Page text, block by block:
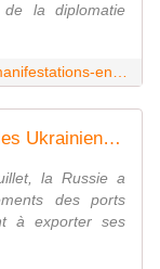
la diplomatie
Céréales : "Même sans le corridor, les Ukrainiens parviennent à exporter, ce qui est fou"
la Russie a
des ports
à exporter ses